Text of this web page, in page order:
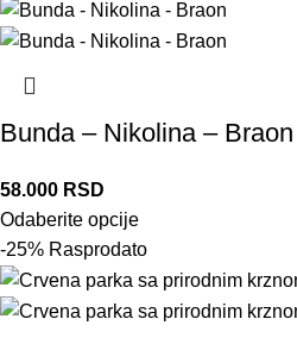
Bunda – Nikolina – Braon
58.000 RSD
Odaberite opcije
-25% Rasprodato